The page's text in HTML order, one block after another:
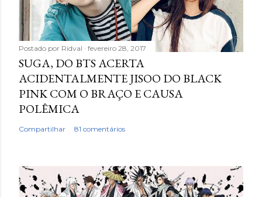
Postado por Ridval fevereiro 28, 2017
SUGA, DO BTS ACERTA
ACIDENTALMENTE JISOO DO BLACK
PINK COM O BRAÇO E CAUSA
POLÊMICA
Compartilhar 81 comentários